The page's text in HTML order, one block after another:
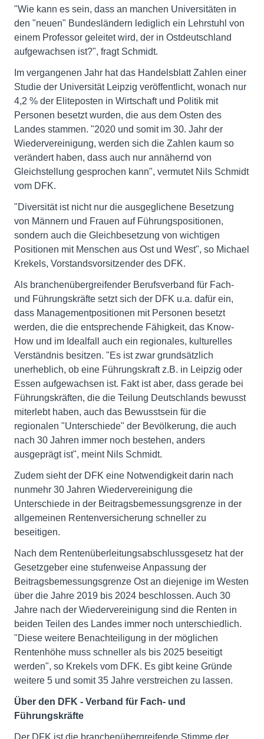
"Wie kann es sein, dass an manchen Universitäten in
den "neuen" Bundesländern lediglich ein Lehrstuhl von
einem Professor geleitet wird, der in Ostdeutschland
aufgewachsen ist?", fragt Schmidt.
Im vergangenen Jahr hat das Handelsblatt Zahlen einer
Studie der Universität Leipzig veröffentlicht, wonach nur
4,2 % der Eliteposten in Wirtschaft und Politik mit
Personen besetzt wurden, die aus dem Osten des
Landes stammen. "2020 und somit im 30. Jahr der
Wiedervereinigung, werden sich die Zahlen kaum so
verändert haben, dass auch nur annähernd von
Gleichstellung gesprochen kann", vermutet Nils Schmidt
vom DFK.
"Diversität ist nicht nur die ausgeglichene Besetzung
von Männern und Frauen auf Führungspositionen,
sondern auch die Gleichbesetzung von wichtigen
Positionen mit Menschen aus Ost und West", so Michael
Krekels, Vorstandsvorsitzender des DFK.
Als branchenübergreifender Berufsverband für Fach-
und Führungskräfte setzt sich der DFK u.a. dafür ein,
dass Managementpositionen mit Personen besetzt
werden, die die entsprechende Fähigkeit, das Know-
How und im Idealfall auch ein regionales, kulturelles
Verständnis besitzen. "Es ist zwar grundsätzlich
unerheblich, ob eine Führungskraft z.B. in Leipzig oder
Essen aufgewachsen ist. Fakt ist aber, dass gerade bei
Führungskräften, die die Teilung Deutschlands bewusst
miterlebt haben, auch das Bewusstsein für die
regionalen "Unterschiede" der Bevölkerung, die auch
nach 30 Jahren immer noch bestehen, anders
ausgeprägt ist", meint Nils Schmidt.
Zudem sieht der DFK eine Notwendigkeit darin nach
nunmehr 30 Jahren Wiedervereinigung die
Unterschiede in der Beitragsbemessungsgrenze in der
allgemeinen Rentenversicherung schneller zu
beseitigen.
Nach dem Rentenüberleitungsabschlussgesetz hat der
Gesetzgeber eine stufenweise Anpassung der
Beitragsbemessungsgrenze Ost an diejenige im Westen
über die Jahre 2019 bis 2024 beschlossen. Auch 30
Jahre nach der Wiedervereinigung sind die Renten in
beiden Teilen des Landes immer noch unterschiedlich.
"Diese weitere Benachteiligung in der möglichen
Rentenhöhe muss schneller als bis 2025 beseitigt
werden", so Krekels vom DFK. Es gibt keine Gründe
weitere 5 und somit 35 Jahre verstreichen zu lassen.
Über den DFK - Verband für Fach- und
Führungskräfte
Der DFK ist die branchenübergreifende Stimme der